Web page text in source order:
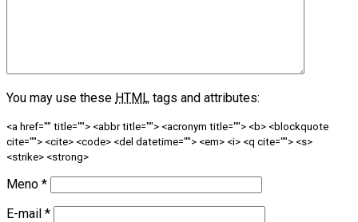
You may use these HTML tags and attributes:
<a href="" title=""> <abbr title=""> <acronym title=""> <b> <blockquote
cite=""> <cite> <code> <del datetime=""> <em> <i> <q cite=""> <s>
<strike> <strong>
Meno *
E-mail *